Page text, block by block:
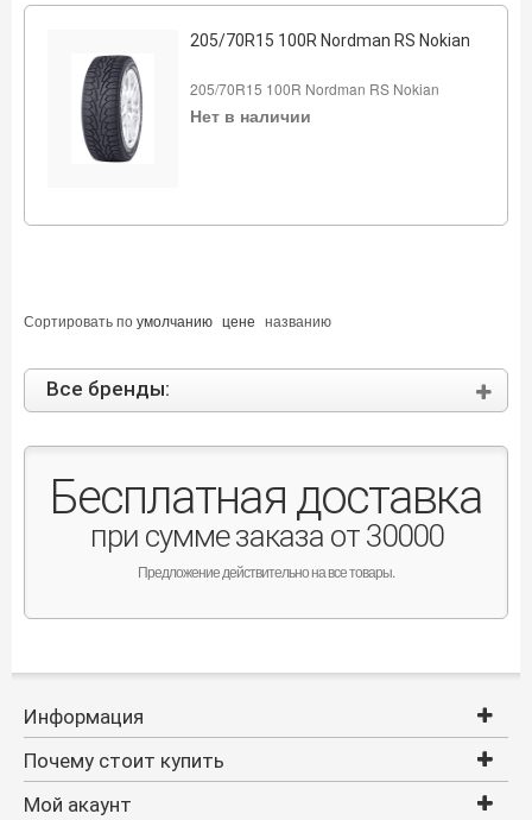
205/70R15 100R Nordman RS Nokian
205/70R15 100R Nordman RS Nokian
Нет в наличии
Сортировать поумолчанию цене названию
Все бренды:
Бесплатная доставка
при сумме заказа от 30000
Предложение действительно на все товары.
Информация
Почему стоит купить
Мой акаунт